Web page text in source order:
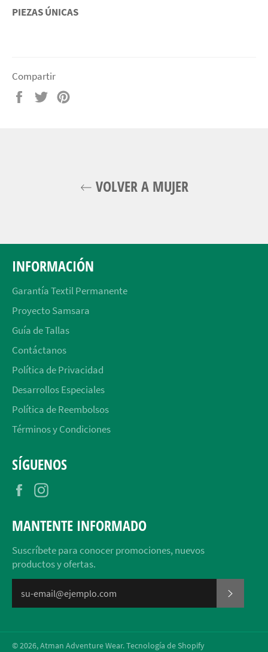
PIEZAS ÚNICAS
Compartir
Compartir
Tuitear
VOLVER A MUJER
INFORMACIÓN
Garantía Textil Permanente
Proyecto Samsara
Guía de Tallas
Contáctanos
Política de Privacidad
Desarrollos Especiales
Política de Reembolsos
Términos y Condiciones
SÍGUENOS
Facebook
MANTENTE INFORMADO
Suscríbete para conocer promociones, nuevos
productos y ofertas.
© 2026,Atman Adventure Wear.Tecnología de Shopify